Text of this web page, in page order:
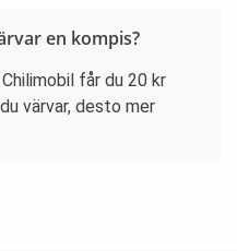
en kompis?
får du 20 kr
värvar, desto mer